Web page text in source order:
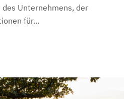
Unternehmens, der
für...